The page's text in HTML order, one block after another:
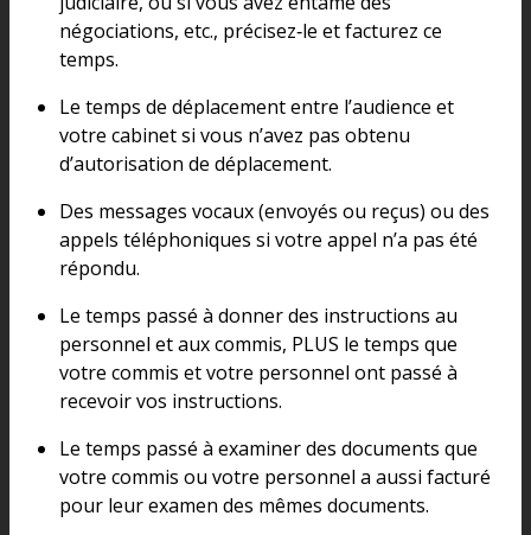
négociations, etc., précisez‑le et facturez ce
temps.
Le temps de déplacement entre l’audience et
votre cabinet si vous n’avez pas obtenu
d’autorisation de déplacement.
Des messages vocaux (envoyés ou reçus) ou des
appels téléphoniques si votre appel n’a pas été
répondu.
Le temps passé à donner des instructions au
personnel et aux commis, PLUS le temps que
votre commis et votre personnel ont passé à
recevoir vos instructions.
Le temps passé à examiner des documents que
votre commis ou votre personnel a aussi facturé
pour leur examen des mêmes documents.